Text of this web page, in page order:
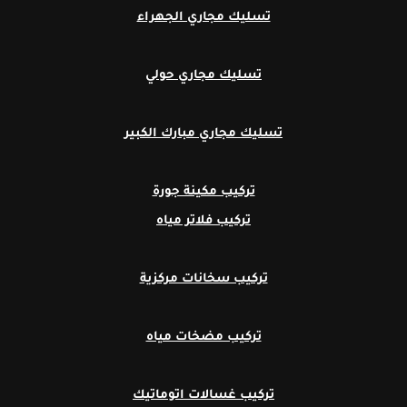
تسليك مجاري الجهراء
تسليك مجاري حولي
تسليك مجاري مبارك الكبير
تركيب مكينة جورة
تركيب فلاتر مياه
تركيب سخانات مركزية
تركيب مضخات مياه
تركيب غسالات اتوماتيك